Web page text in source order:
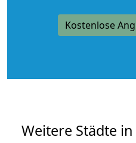
Kostenlose
Weitere Städte